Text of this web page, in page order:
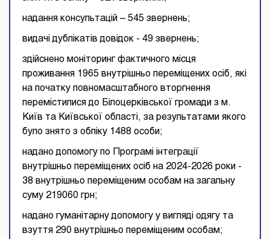
надання консультацій – 545 звернень;
видачі дублікатів довідок - 49 звернень;
здійснено моніторинг фактичного місця
проживання 1965 внутрішньо переміщених осіб, які
на початку повномасштабного вторгнення
перемістилися до Білоцерківської громади з м.
Київ та Київської області, за результатами якого
було знято з обліку 1488 особи;
надано допомогу по Програмі інтеграції
внутрішньо переміщених осіб на 2024-2026 роки -
38 внутрішньо переміщеним особам на загальну
суму 219060 грн;
надано гуманітарну допомогу у вигляді одягу та
взуття 290 внутрішньо переміщеним особам;